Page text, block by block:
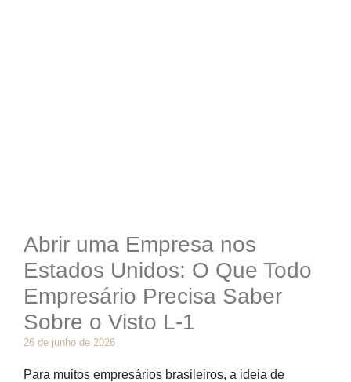
Abrir uma Empresa nos
Estados Unidos: O Que Todo
Empresário Precisa Saber
Sobre o Visto L-1
26 de junho de 2026
Para muitos empresários brasileiros, a ideia de